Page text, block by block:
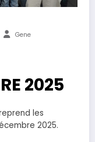
Gene
2025
les
2025.